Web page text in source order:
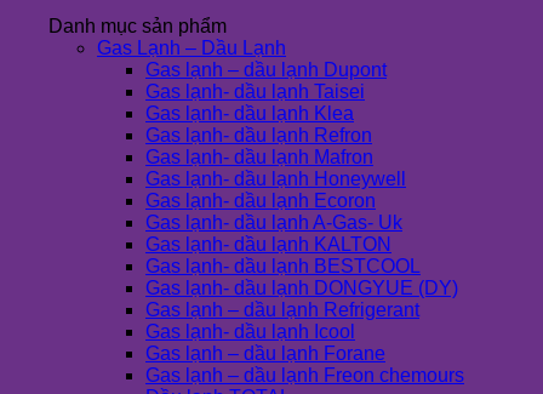
Danh mục sản phẩm
Gas Lạnh – Dầu Lạnh
Gas lạnh – dầu lạnh Dupont
Gas lạnh- dầu lạnh Taisei
Gas lạnh- dầu lạnh Klea
Gas lạnh- dầu lạnh Refron
Gas lạnh- dầu lạnh Mafron
Gas lạnh- dầu lạnh Honeywell
Gas lạnh- dầu lạnh Ecoron
Gas lạnh- dầu lạnh A-Gas- Uk
Gas lạnh- dầu lạnh KALTON
Gas lạnh- dầu lạnh BESTCOOL
Gas lạnh- dầu lạnh DONGYUE (DY)
Gas lạnh – dầu lạnh Refrigerant
Gas lạnh- dầu lạnh Icool
Gas lạnh – dầu lạnh Forane
Gas lạnh – dầu lạnh Freon chemours